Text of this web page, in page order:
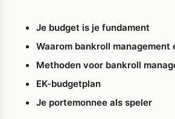
Je budget is je fundament
Waarom bankroll management
Methoden voor bankroll
EK-budgetplan
Je portemonnee als speler